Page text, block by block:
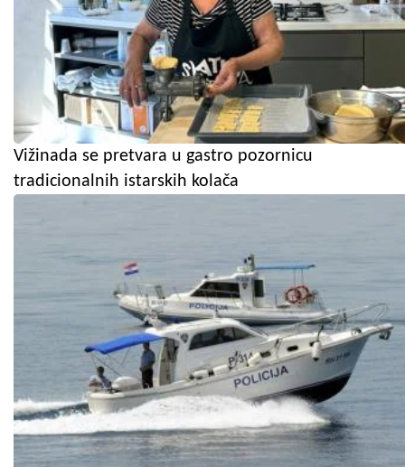
Vižinada se pretvara u gastro pozornicu
tradicionalnih istarskih kolača